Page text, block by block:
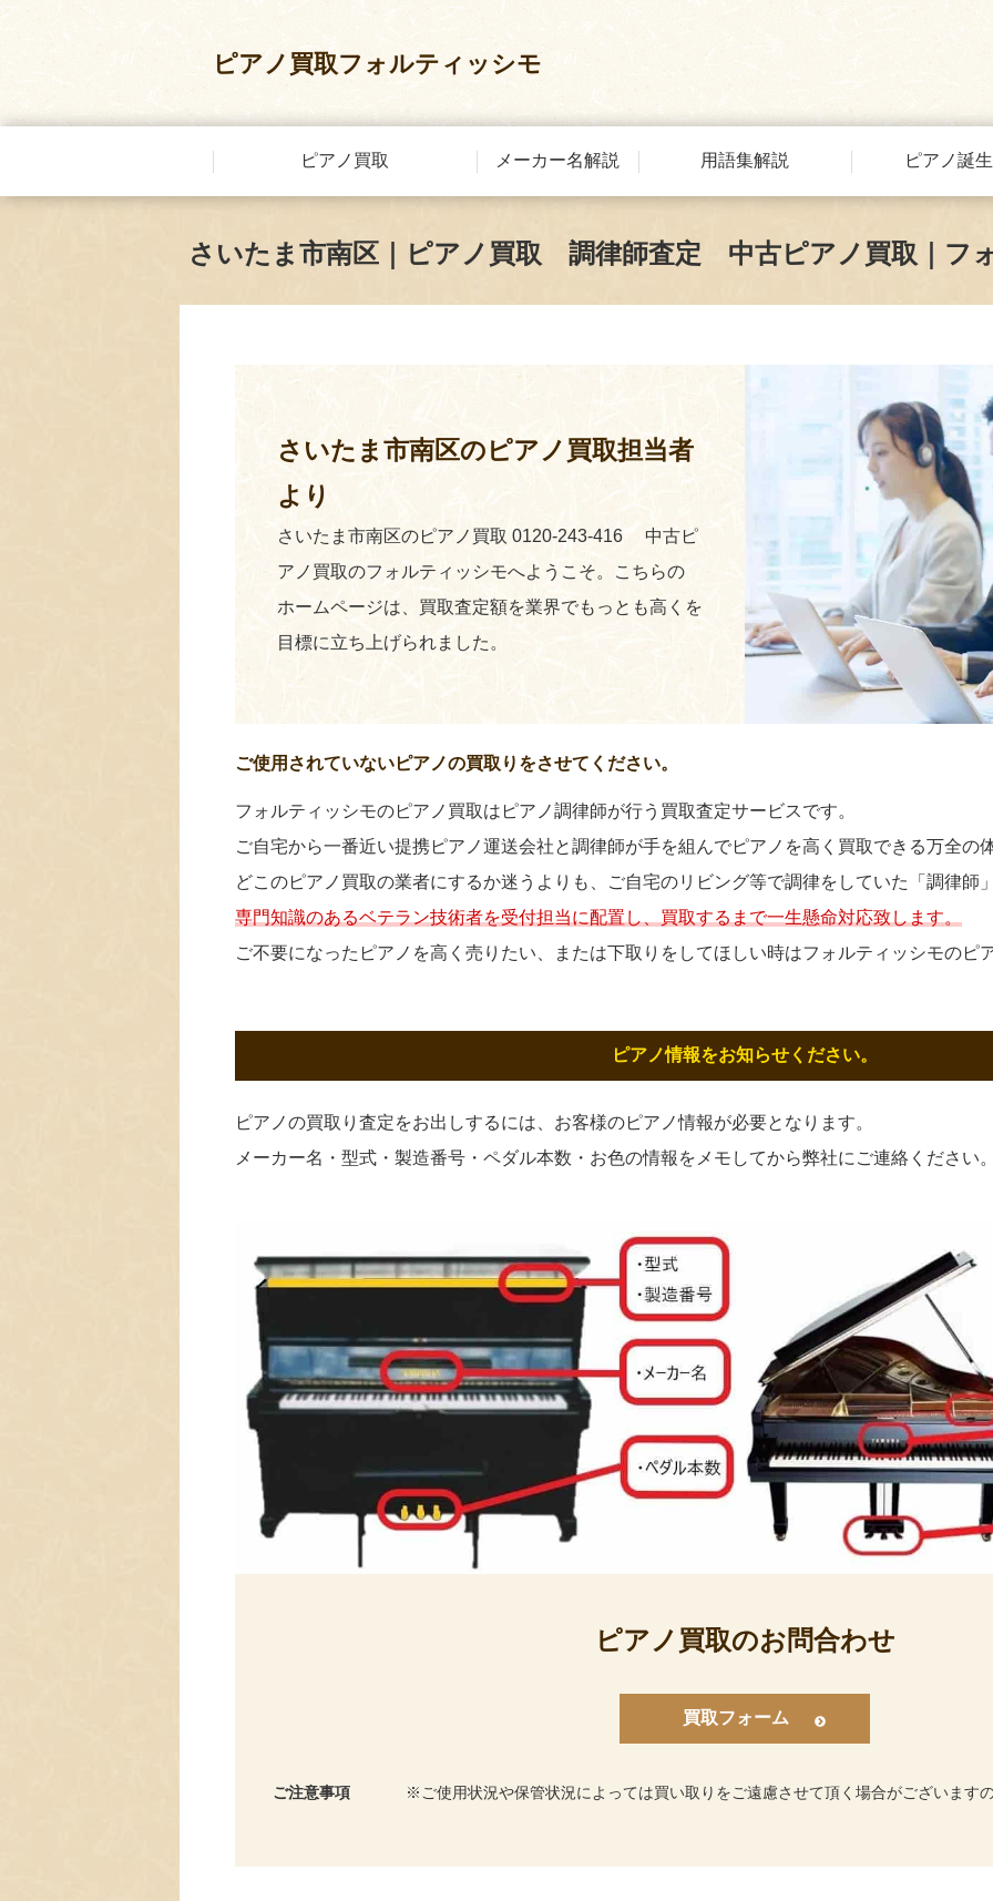
ピアノ買取フォルティッシモ
ピアノ買取 メーカー名解説 用語集解説 ピアノ誕
さいたま市南区｜ピアノ買取 調律師査定 中古ピアノ買取｜フ
さいたま市南区のピアノ買取担当者
より
さいたま市南区のピアノ買取 0120-243-416 中古ピ
アノ買取のフォルティッシモへようこそ。こちらの
ホームページは、買取査定額を業界でもっとも高くを
目標に立ち上げられました。
ご使用されていないピアノの買取りをさせてください。
フォルティッシモのピアノ買取はピアノ調律師が行う買取査定サービスです。
ご自宅から一番近い提携ピアノ運送会社と調律師が手を組んでピアノを高く買取できる万全の
どこのピアノ買取の業者にするか迷うよりも、ご自宅のリビング等で調律をしていた「調律師
専門知識のあるベテラン技術者を受付担当に配置し、買取するまで一生懸命対応致します。
ご不要になったピアノを高く売りたい、または下取りをしてほしい時はフォルティッシモのピ
ピアノ情報をお知らせください。
ピアノの買取り査定をお出しするには、お客様のピアノ情報が必要となります。
メーカー名・型式・製造番号・ペダル本数・お色の情報をメモしてから弊社にご連絡ください
ピアノ買取のお問合わせ
買取フォーム
ご注意事項 ご使用状況や保管状況によっては買い取りをご遠慮させて頂く場合がございます